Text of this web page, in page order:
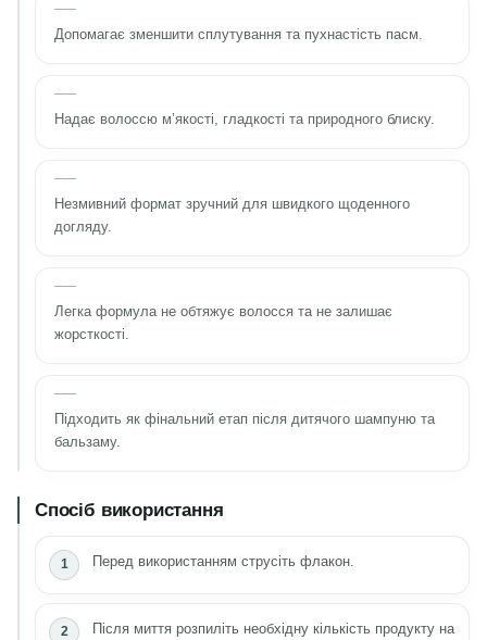
Допомагає зменшити сплутування та пухнастість пасм.
Надає волоссю м’якості, гладкості та природного блиску.
Незмивний формат зручний для швидкого щоденного
догляду.
Легка формула не обтяжує волосся та не залишає
жорсткості.
Підходить як фінальний етап після дитячого шампуню та
бальзаму.
Спосіб використання
Перед використанням струсіть флакон.
Після миття розпиліть необхідну кількість продукту на